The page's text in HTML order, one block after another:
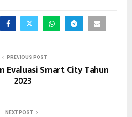
PREVIOUS POST
Evaluasi Smart City Tahun
2023
NEXT POST